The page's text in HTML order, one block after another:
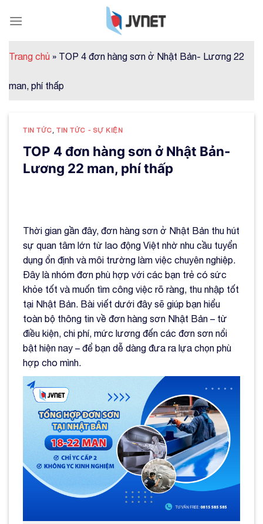
Trang chủ » TOP 4 đơn hàng sơn ở Nhật Bản- Lương 22
man, phí thấp
TIN TỨC ,TIN TỨC - SỰ KIỆN
TOP 4 đơn hàng sơn ở Nhật Bản-
Lương 22 man, phí thấp
Thời gian gần đây, đơn hàng sơn ở Nhật Bản thu hút
sự quan tâm lớn từ lao động Việt nhờ nhu cầu tuyển
dụng ổn định và môi trường làm việc chuyên nghiệp.
Đây là nhóm đơn phù hợp với các bạn trẻ có sức
khỏe tốt và muốn tìm công việc rõ ràng, thu nhập tốt
tại Nhật Bản. Bài viết dưới đây sẽ giúp bạn hiểu
toàn bộ thông tin về đơn hàng sơn Nhật Bản – từ
điều kiện, chi phí, mức lương đến các đơn sơn nổi
bật hiện nay – để bạn dễ dàng đưa ra lựa chọn phù
hợp cho mình.